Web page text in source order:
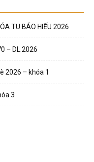
TU BÁO HIẾU 2026
– DL.2026
2026 – khóa 1
3